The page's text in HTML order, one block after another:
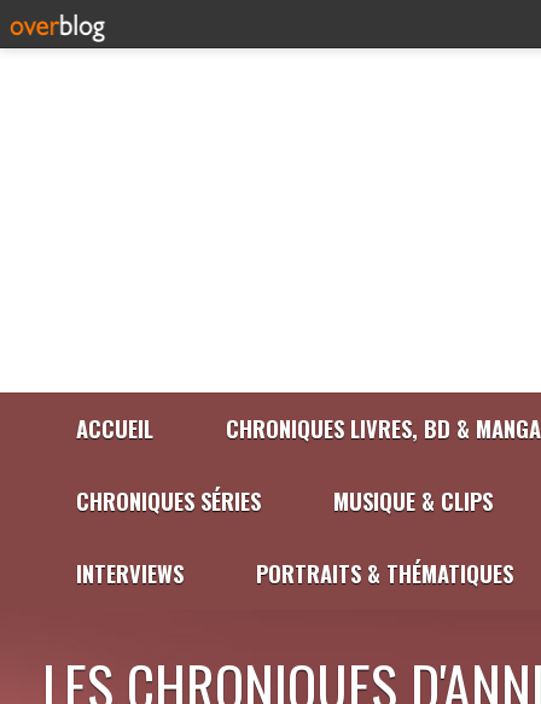
ACCUEIL CHRONIQUES LIVRES, BD &
CHRONIQUES SÉRIES MUSIQUE & CLIPS
INTERVIEWS PORTRAITS & THÉMATIQUES
LES CHRONIQUES